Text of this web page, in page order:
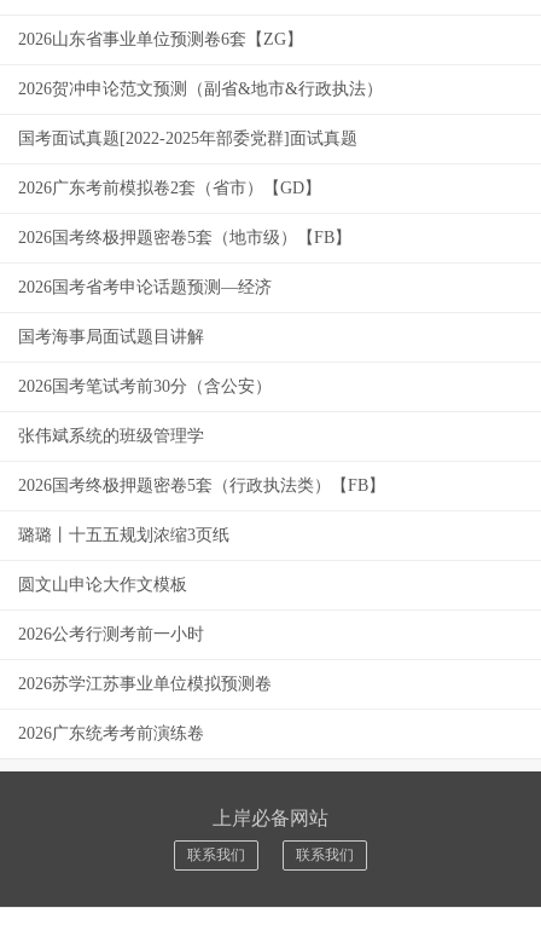
2026山东省事业单位预测卷6套【ZG】
2026贺冲申论范文预测（副省&地市&行政执法）
国考面试真题[2022-2025年部委党群]面试真题
2026广东考前模拟卷2套（省市）【GD】
2026国考终极押题密卷5套（地市级）【FB】
2026国考省考申论话题预测—经济
国考海事局面试题目讲解
2026国考笔试考前30分（含公安）
张伟斌系统的班级管理学
2026国考终极押题密卷5套（行政执法类）【FB】
璐璐丨十五五规划浓缩3页纸
圆文山申论大作文模板
2026公考行测考前一小时
2026苏学江苏事业单位模拟预测卷
2026广东统考考前演练卷
上岸必备网站
联系我们 联系我们